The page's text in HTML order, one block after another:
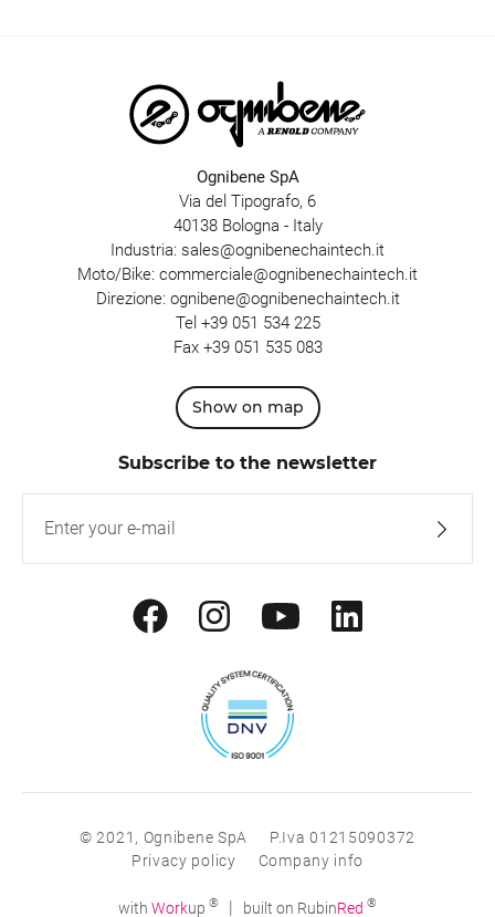
Ognibene SpA
Via del Tipografo, 6
40138 Bologna - Italy
Industria: sales@ognibenechaintech.it
Moto/Bike: commerciale@ognibenechaintech.it
Direzione: ognibene@ognibenechaintech.it
Tel +39 051 534 225
Fax +39 051 535 083
Show on map
Subscribe to the newsletter
© 2021, Ognibene SpA
P.Iva 01215090372
Privacy policy
Company info
with Workup ® | built on RubinRed ®